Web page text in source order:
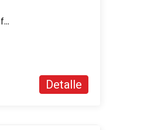
En venta departamentos monoambientes, frente al mar en Zona Centro, Villa Gesell
Detalle